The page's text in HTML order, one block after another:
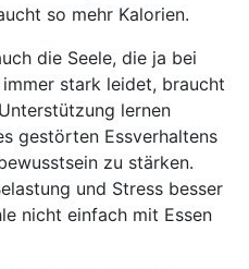
so mehr Kalorien.
die Seele, die ja bei
stark leidet, braucht
lernen
gestörten Essverhaltens
zu stärken.
und Stress besser
nicht einfach mit Essen